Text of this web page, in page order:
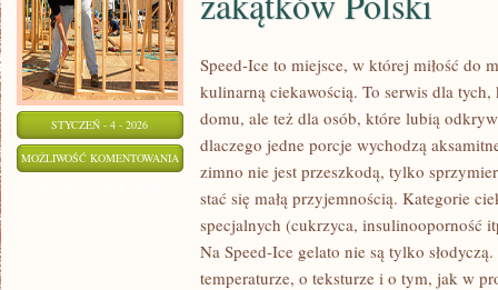
STYCZEŃ - 4 - 2026
MOŻLIWOŚĆ KOMENTOWANIA
Speed-Ice to miejsce, w której miłość do
kulinarną ciekawością. To serwis dla
domu, ale też dla osób, które lubią
dlaczego jedne porcje wychodzą
zimno nie jest przeszkodą, tylko
stać się małą przyjemnością. Kategorie
specjalnych (cukrzyca, insulinooporność
Na Speed-Ice gelato nie są tylko
temperaturze, o teksturze i o tym, jak w